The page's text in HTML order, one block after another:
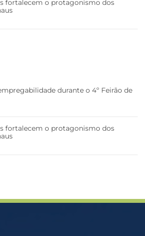
fortalecem o protagonismo dos
durante o 4º Feirão de
fortalecem o protagonismo dos